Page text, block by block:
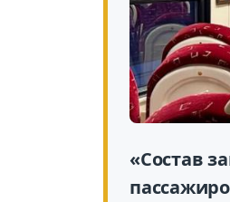
«Состав